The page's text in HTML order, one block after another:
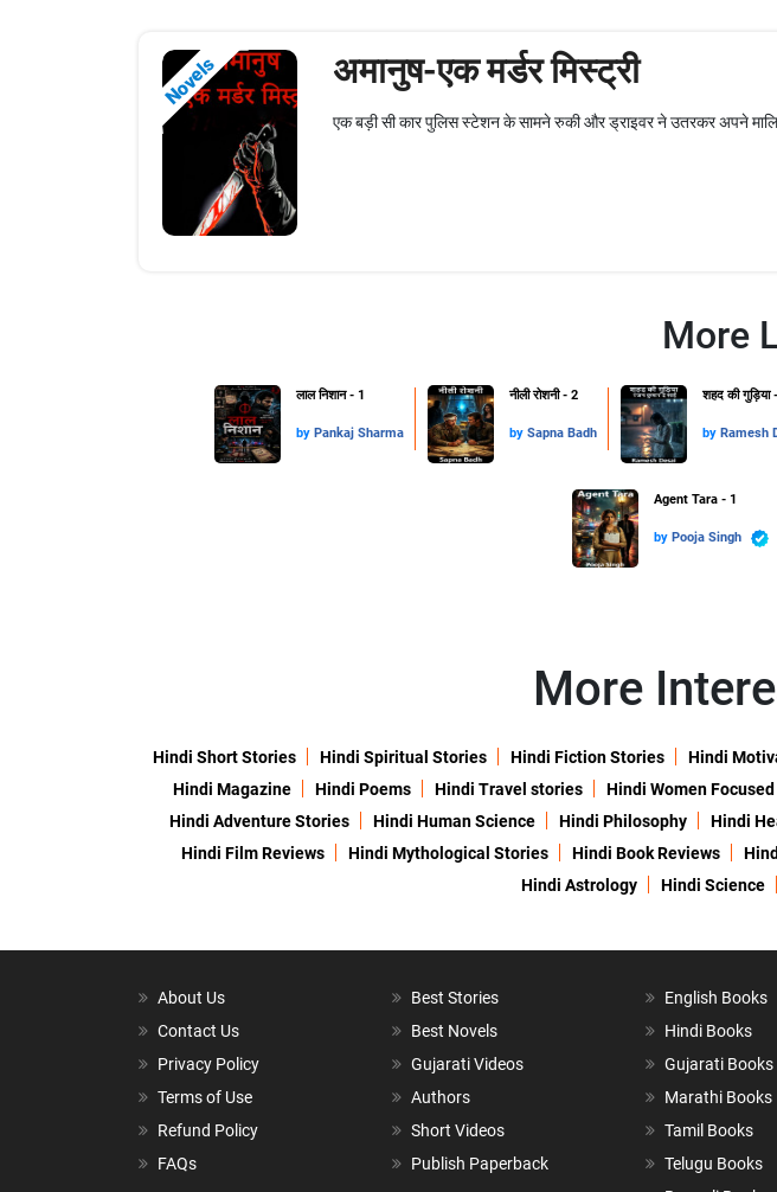
Novels अमानुष-एक मर्डर मिस्ट्री
एक बड़ी सी कार पुलिस स्टेशन के सामने रुकी और ड्राइवर ने उतरकर अपने
More
लाल निशान - 1
by Pankaj Sharma
नीली रोशनी - 2
by Sapna Badh
शहद की
by Ramesh
Agent Tara - 1
by Pooja Singh
More
Hindi Short Stories Hindi Spiritual Stories Hindi Fiction Stories Hindi
Hindi Magazine
Hindi Poems Hindi Travel stories Hindi Women Focused
Hindi Adventure Stories
Hindi Human Science Hindi Philosophy Hindi
Hindi Film Reviews
Hindi Mythological Stories Hindi Book Reviews
Hindi Astrology
Hindi Science
About Us
Contact Us
Privacy Policy
Terms of Use
Refund Policy
FAQs
Best Stories
Best Novels
Gujarati Videos
Authors
Short Videos
Publish Paperback
English Books
Hindi Books
Gujarati Books
Marathi Books
Tamil Books
Telugu Books